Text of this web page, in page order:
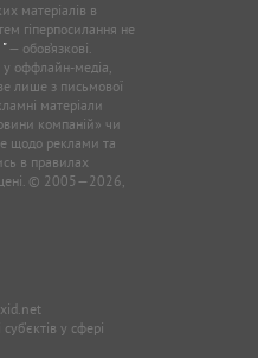
матеріалів в
гіперпосилання не
— обов’язкові.
у оффлайн-медіа,
лише з письмової
матеріали
компаній» чи
щодо реклами та
в правилах
© 2005—2026,
у сфері